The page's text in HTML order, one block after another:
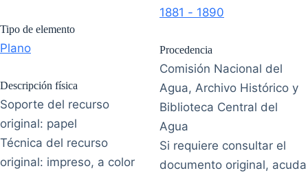
Tipo de elemento
Plano
Descripción física
Soporte del recurso
original: papel
Técnica del recurso
original: impreso, a color
1881 - 1890
Procedencia
Comisión Nacional del
Agua, Archivo Histórico y
Biblioteca Central del
Agua
Si requiere consultar el
documento original, acuda